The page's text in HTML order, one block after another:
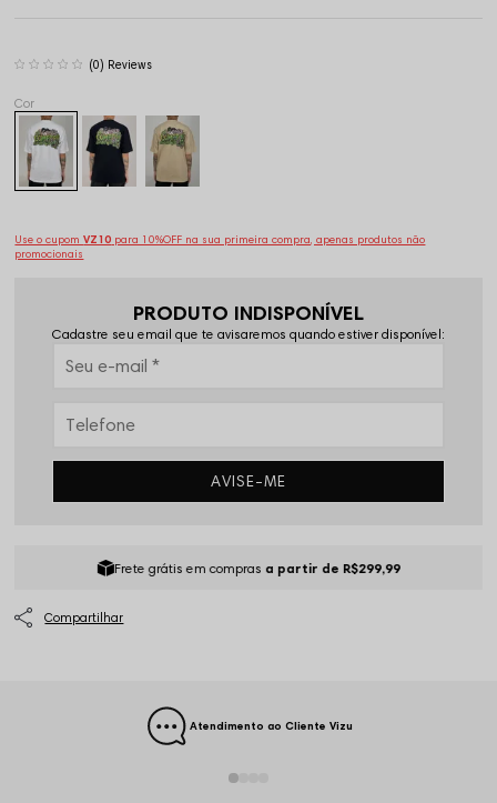
(0)
Use o cupomVZ10 para 10%OFF na sua primeira compra, apenas produtos não
promocionais
PRODUTO INDISPONÍVEL
Cadastre seu email que te avisaremos quando estiver disponível:
AVISE-ME
Frete grátis em compras a partir de R$299,99
Atendimento ao Cliente Vizu